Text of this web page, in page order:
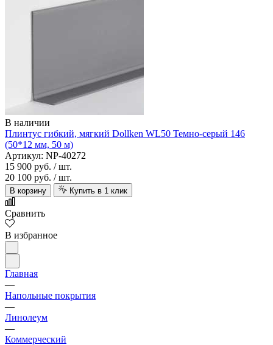
В наличии
Плинтус гибкий, мягкий Dollken WL50 Темно-серый 146
(50*12 мм, 50 м)
Артикул: NP-40272
15 900 руб. / шт.
20 100 руб. / шт.
В корзину Купить в 1 клик
Сравнить
В избранное
Главная
—
Напольные покрытия
—
Линолеум
—
Коммерческий